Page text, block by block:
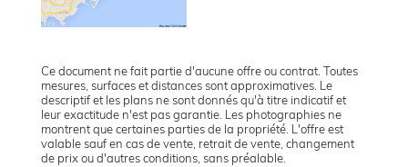
Ce document ne fait partie d'aucune offre ou contrat. Toutes
mesures, surfaces et distances sont approximatives. Le
descriptif et les plans ne sont donnés qu'à titre indicatif et
leur exactitude n'est pas garantie. Les photographies ne
montrent que certaines parties de la propriété. L'offre est
valable sauf en cas de vente, retrait de vente, changement
de prix ou d'autres conditions, sans préalable.